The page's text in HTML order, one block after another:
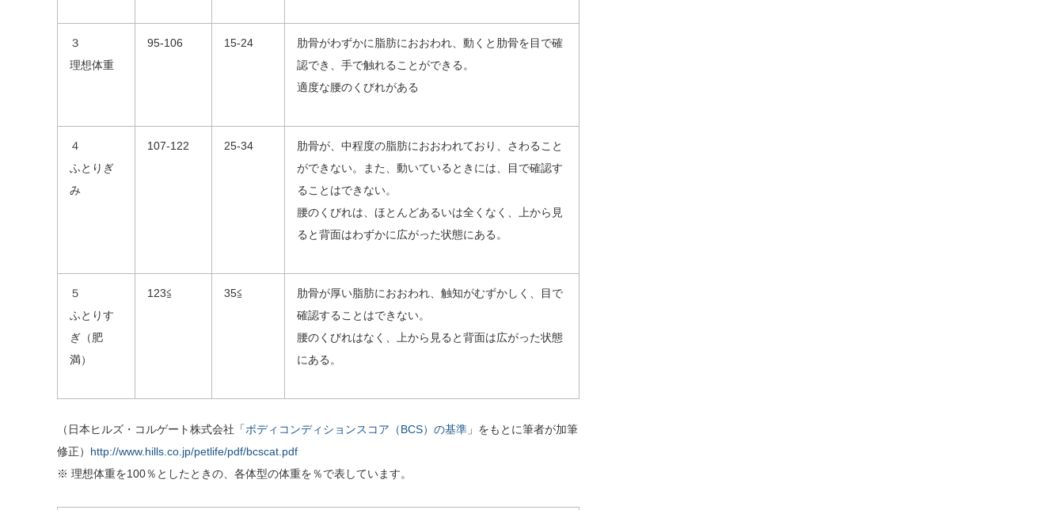
３
理想体重
95-106 15-24
肋骨がわずかに脂肪におおわれ、動くと肋骨を目で確
認でき、手で触れることができる。
適度な腰のくびれがある
４
ふとりぎ
み
107-122 25-34
肋骨が、中程度の脂肪におおわれており、さわること
ができない。また、動いているときには、目で確認す
ることはできない。
腰のくびれは、ほとんどあるいは全くなく、上から見
ると背面はわずかに広がった状態にある。
５
ふとりす
ぎ（肥
満）
123≦ 35≦
肋骨が厚い脂肪におおわれ、触知がむずかしく、目で
確認することはできない。
腰のくびれはなく、上から見ると背面は広がった状態
にある。
（日本ヒルズ・コルゲート株式会社「ボディコンディションスコア（BCS）の基準 」をもとに筆者が加筆
修正） http://www.hills.co.jp/petlife/pdf/bcscat.pdf
※ 理想体重を100％としたときの、各体型の体重を％で表しています。